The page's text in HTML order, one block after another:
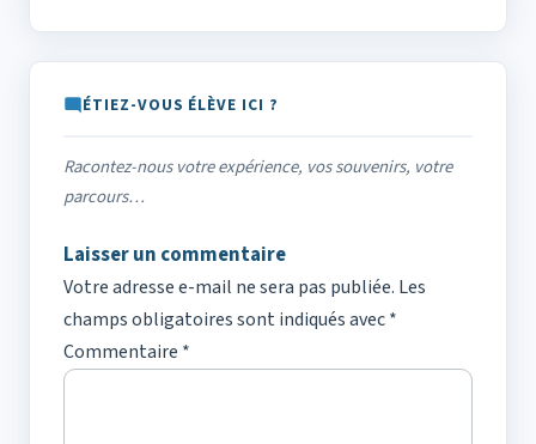
ÉTIEZ-VOUS ÉLÈVE ICI ?
Racontez-nous votre expérience, vos souvenirs, votre
parcours…
Laisser un commentaire
Votre adresse e-mail ne sera pas publiée. Les
champs obligatoires sont indiqués avec*
Commentaire *